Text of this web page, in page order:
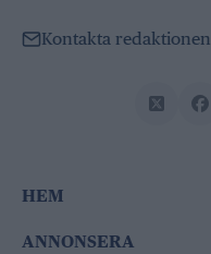
Kontakta redaktionen
HEM
ANNONSERA